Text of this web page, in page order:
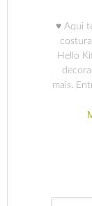
♥ Aqui
Hello
mais.